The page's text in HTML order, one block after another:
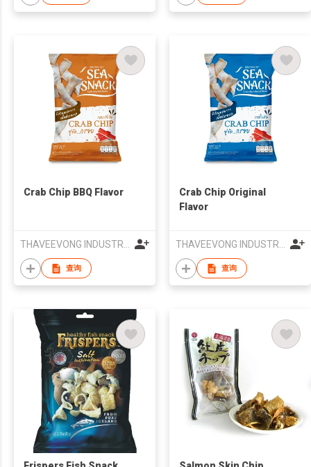
Crab Chip BBQ Flavor
THAVEEVONG INDUSTRY HATYAI CO., LTD.
查询
Crab Chip Original
Flavor
THAVEEVONG INDUSTRY HATYAI CO., LTD.
查询